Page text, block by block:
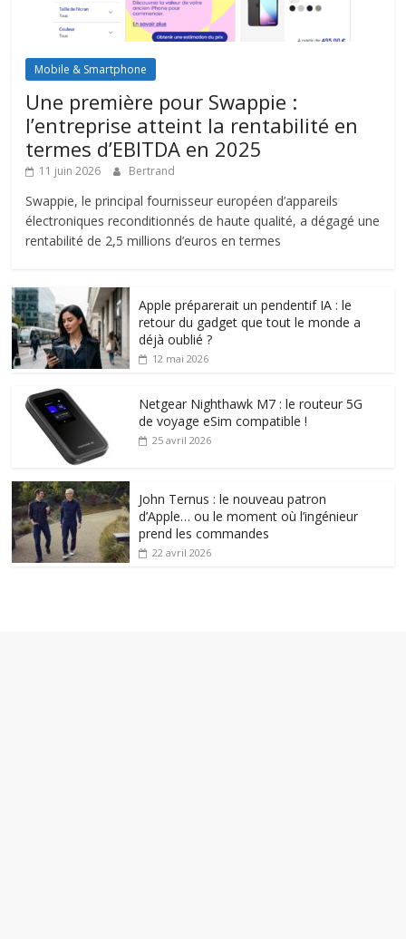
Mobile & Smartphone
Une première pour Swappie :
l’entreprise atteint la rentabilité en
termes d’EBITDA en 2025
11 juin 2026 Bertrand
Swappie, le principal fournisseur européen d’appareils
électroniques reconditionnés de haute qualité, a dégagé une
rentabilité de 2,5 millions d’euros en termes
Apple préparerait un pendentif IA : le
retour du gadget que tout le monde a
déjà oublié ?
12 mai 2026
Netgear Nighthawk M7 : le routeur 5G
de voyage eSim compatible !
25 avril 2026
John Ternus : le nouveau patron
d’Apple… ou le moment où l’ingénieur
prend les commandes
22 avril 2026